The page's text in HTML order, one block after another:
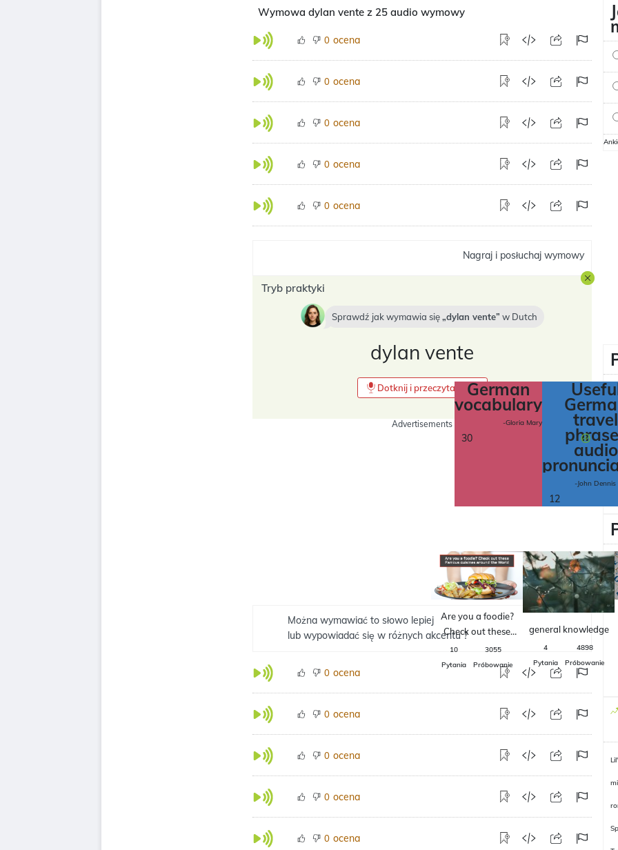
Wymowa dylan vente z 25 audio wymowy
0 ocena
0 ocena
0 ocena
0 ocena
0 ocena
Nagraj i posłuchaj wymowy
Tryb praktyki
Sprawdź jak wymawia się dylan vente w Dutch
dylan vente
Dotknij i przeczytaj tekst
Advertisements
Można wymawiać to słowo lepiej
lub wypowiadać się w różnych akcentu ?
0 ocena
0 ocena
0 ocena
0 ocena
0 ocena
German
vocabulary
-Gloria Mary
30
travel
audio
-John Dennis
12
Are you a foodie?
Check out these
Famous cuisines
around the World
10
Pytania
3055
Próbowanie
general knowledge
4
Pytania
4898
Próbowanie